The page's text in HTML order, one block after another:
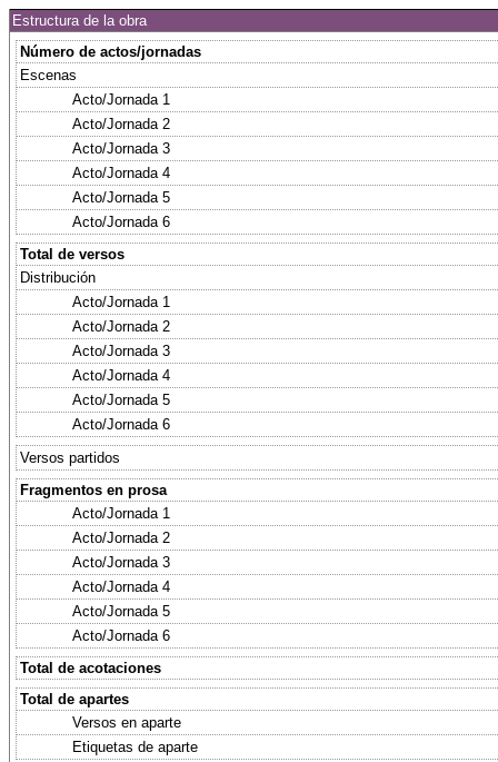
Estructura de la obra
Número de actos/jornadas
Escenas
Acto/Jornada 1
Acto/Jornada 2
Acto/Jornada 3
Acto/Jornada 4
Acto/Jornada 5
Acto/Jornada 6
Total de versos
Distribución
Acto/Jornada 1
Acto/Jornada 2
Acto/Jornada 3
Acto/Jornada 4
Acto/Jornada 5
Acto/Jornada 6
Versos partidos
Fragmentos en prosa
Acto/Jornada 1
Acto/Jornada 2
Acto/Jornada 3
Acto/Jornada 4
Acto/Jornada 5
Acto/Jornada 6
Total de acotaciones
Total de apartes
Versos en aparte
Etiquetas de aparte